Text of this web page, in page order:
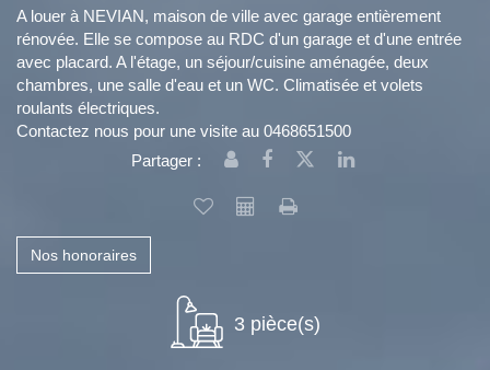
A louer à NEVIAN, maison de ville avec garage entièrement
rénovée. Elle se compose au RDC d'un garage et d'une entrée
avec placard. A l'étage, un séjour/cuisine aménagée, deux
chambres, une salle d'eau et un WC. Climatisée et volets
roulants électriques.
Contactez nous pour une visite au 0468651500
Partager :
Nos honoraires
3 pièce(s)